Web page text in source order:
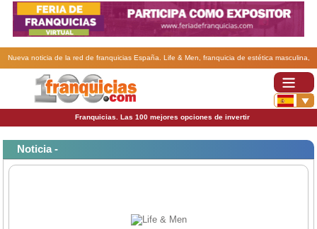
Nueva noticia de la red de franquicias España. Life & Men, franquicia de estética masculina,
abrirá un nuevo centro en Palma de Malloca.
Franquicias. Las 100 mejores opciones de invertir
Noticia -